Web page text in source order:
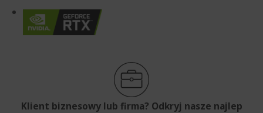
Klient biznesowy lub firma? Odkryj nasze najlep